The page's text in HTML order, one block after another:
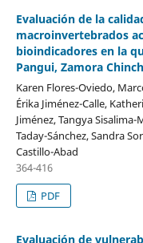
Evaluación de la
macroinvertebrados
bioindicadores en la
Pangui, Zamora
Karen Flores-Oviedo,
Érika Jiménez-Calle,
Jiménez, Tangya
Taday-Sánchez, Sandra
Castillo-Abad
364-416
PDF
Evaluación de